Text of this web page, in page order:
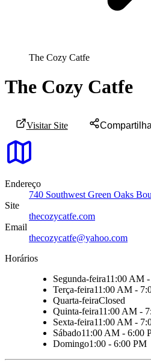
The Cozy Catfe
The Cozy Catfe
Visitar Site
Endereço
740 Southwest Green Oaks
Site
thecozycatfe.com
Email
thecozycatfe@yahoo.com
Horários
Segunda-feira11:00 AM
Terça-feira11:00 AM -
Quarta-feiraClosed
Quinta-feira11:00 AM -
Sexta-feira11:00 AM -
Sábado11:00 AM - 6:00
Domingo1:00 - 6:00 PM